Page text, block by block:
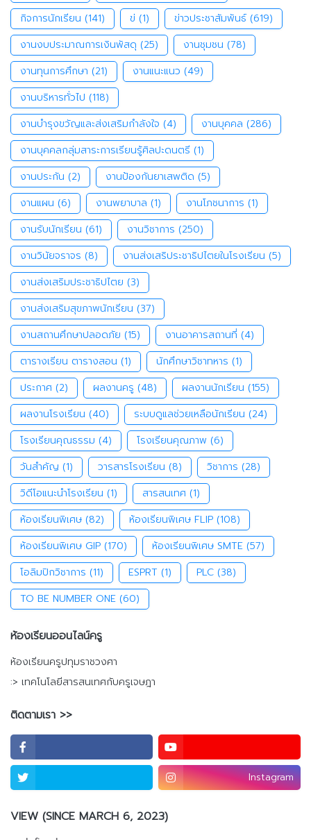
กิจการนักเรียน (141) ข่ (1) ข่าวประชาสัมพันธ์ (619)
งานงบประมาณการเงินพัสดุ (25) งานชุมชน (78)
งานทุนการศึกษา (21) งานแนะแนว (49)
งานบริหารทั่วไป (118)
งานบำรุงขวัญและส่งเสริมกำลังใจ (4) งานบุคคล (286)
งานบุคคลกลุ่มสาระการเรียนรู้ศิลปะดนตรี (1)
งานประกัน (2) งานป้องกันยาเสพติด (5)
งานแผน (6) งานพยาบาล (1) งานโภชนาการ (1)
งานรับนักเรียน (61) งานวิชาการ (250)
งานวินัยจราจร (8) งานส่งเสริประชาธิปไตยในโรงเรียน (5)
งานส่งเสริมประชาธิปไตย (3)
งานส่งเสริมสุขภาพนักเรียน (37)
งานสถานศึกษาปลอดภัย (15) งานอาคารสถานที่ (4)
ตารางเรียน ตารางสอน (1) นักศึกษาวิชาทหาร (1)
ประกาศ (2) ผลงานครู (48) ผลงานนักเรียน (155)
ผลงานโรงเรียน (40) ระบบดูแลช่วยเหลือนักเรียน (24)
โรงเรียนคุณธรรม (4) โรงเรียนคุณภาพ (6)
วันสำคัญ (1) วารสารโรงเรียน (8) วิชาการ (28)
วิดีโอแนะนำโรงเรียน (1) สารสนเทศ (1)
ห้องเรียนพิเศษ (82) ห้องเรียนพิเศษ FLIP (108)
ห้องเรียนพิเศษ GIP (170) ห้องเรียนพิเศษ SMTE (57)
โอลิมปิกวิชาการ (11) ESPRT (1) PLC (38)
TO BE NUMBER ONE (60)
ห้องเรียนออนไลน์ครู
ห้องเรียนครูปทุมราชวงศา
:> เทคโนโลยีสารสนเทศกับครูเจษฎา
ติดตามเรา >>
Instagram
VIEW (SINCE MARCH 6, 2023)